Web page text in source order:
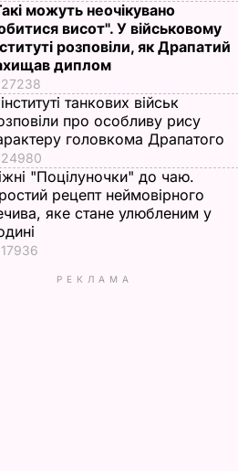
можуть неочікувано
висот". У військовому
розповіли, як Драпатий
диплом
27238
танкових військ
про особливу рису
головкома Драпатого
24980
"Поцілуночки" до чаю.
рецепт неймовірного
яке стане улюбленим у
17936
РЕКЛАМА